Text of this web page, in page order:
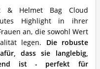
& Helmet Bag Cloud
Highlight in ihrer
an, die sowohl Wert
legen. Die robuste
dass sie langlebig,
ist - perfekt für